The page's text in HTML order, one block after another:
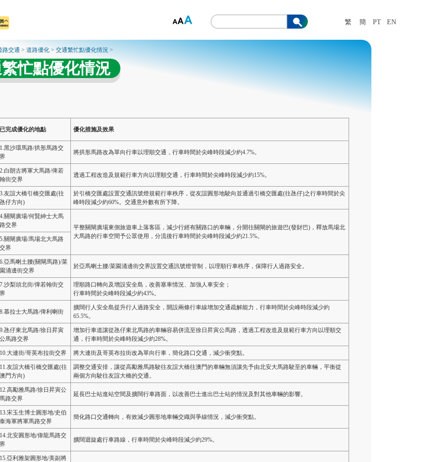
繁 簡 PT EN
路交通 >道路優化 >交通繁忙點優化情況 >
忙點優化情況
已完成優化的地點 優化措施及效果
1.黑沙環馬路/拱形馬路交
界
將拱形馬路改為單向行車以理順交通，行車時間於尖峰時段減少約4.7%。
2.白朗古將軍大馬路/俾若
翰街交界
透過工程改造及規範行車方向以理順交通，行車時間於尖峰時段減少約15%。
3.友誼大橋引橋交匯處(往
氹仔方向)
於引橋交匯處設置交通訊號燈規範行車秩序，從友誼圓形地駛向並通過引橋交匯處(往氹仔)之行車時間於尖
峰時段減少約60%。交通意外數有所下降。
4.關閘廣場/何賢紳士大馬
路交界
平整關閘廣場東側旅遊車上落客區，減少行經有關路口的車輛，分開往關閘的旅遊巴(發財巴)，釋放馬場北
大馬路的行車空間予公眾使用，分流後行車時間於尖峰時段減少約21.5%。
5.關閘廣場/馬場北大馬路
交界
6.亞馬喇土腰(關閘馬路)/菜
園涌邊街交界
於亞馬喇土腰/菜園涌邊街交界設置交通訊號燈管制，以理順行車秩序，保障行人過路安全。
7.沙梨頭北街/俾若翰街交
界
理順路口轉向及增設安全島，改善塞車情況、加強人車安全；
行車時間於尖峰時段減少約43%。
8.慕拉士大馬路/俾利喇街
擴闊行人安全島提升行人過路安全，開設兩條行車線增加交通疏解能力，行車時間於尖峰時段減少約
65.5%。
9.氹仔東北馬路/徐日昇寅
公馬路交界
增加行車道讓從氹仔東北馬路的車輛容易併流至徐日昇寅公馬路，透過工程改造及規範行車方向以理順交
通，行車時間於尖峰時段減少約28%。
10.大連街/哥英布拉街交界 將大連街及哥英布拉街改為單向行車，簡化路口交通，減少衝突點。
11.友誼大橋引橋交匯處(往
澳門方向)
調整交通安排，讓從高勵雅馬路駛往友誼大橋往澳門的車輛無須讓先予由北安大馬路駛至的車輛，平衡從
兩個方向駛往友誼大橋的交通。
12.高勵雅馬路/徐日昇寅公
馬路交界
延長巴士站進站空間及擴闊行車路面，以改善巴士進出巴士站的情況及對其他車輛的影響。
13.宋玉生博士圓形地/史伯
泰海軍將軍馬路交界
簡化路口交通轉向，有效減少圓形地車輛交織與爭線情況，減少衝突點。
14.北安圓形地/偉龍馬路交
界
擴闊迴旋處行車路線，行車時間於尖峰時段減少約29%。
15.亞利雅架圓形地/美副將